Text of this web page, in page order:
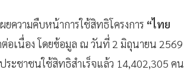
ความคืบหน้าการใช้สิทธิโครงการ “ไทย
ต่อเนื่อง โดยข้อมูล ณ วันที่ 2 มิถุนายน 2569
ระชาชนใช้สิทธิสำเร็จแล้ว 14,402,305 คน